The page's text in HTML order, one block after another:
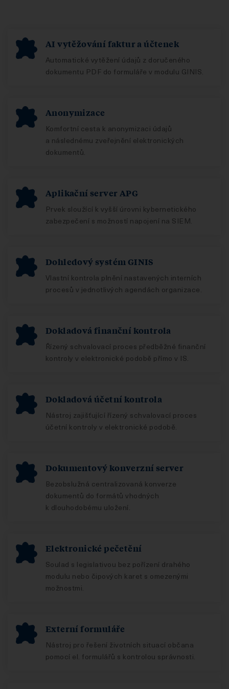
AI vytěžování faktur a účtenek
Automatické vytěžení údajů z doručeného
dokumentu PDF do formuláře v modulu GINIS.
Anonymizace
Komfortní cesta k anonymizaci údajů
a následnému zveřejnění elektronických
dokumentů.
Aplikační server APG
Prvek sloužící k vyšší úrovni kybernetického
zabezpečení s možností napojení na SIEM.
Dohledový systém GINIS
Vlastní kontrola plnění nastavených interních
procesů v jednotlivých agendách organizace.
Dokladová finanční kontrola
Řízený schvalovací proces předběžné finanční
kontroly v elektronické podobě přímo v IS.
Dokladová účetní kontrola
Nástroj zajišťující řízený schvalovací proces
účetní kontroly v elektronické podobě.
Dokumentový konverzní server
Bezobslužná centralizovaná konverze
dokumentů do formátů vhodných
k dlouhodobému uložení.
Elektronické pečetění
Soulad s legislativou bez pořízení drahého
modulu nebo čipových karet s omezenými
možnostmi.
Externí formuláře
Nástroj pro řešení životních situací občana
pomocí el. formulářů s kontrolou správnosti.